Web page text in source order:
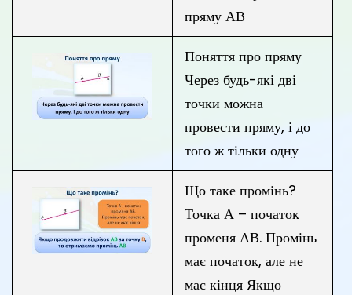
пряму АВ
Поняття про пряму
Через будь-які дві
точки можна
провести пряму, і до
того ж тільки одну
Що таке промінь?
Точка А – початок
променя АВ. Промінь
має початок, але не
має кінця Якщо